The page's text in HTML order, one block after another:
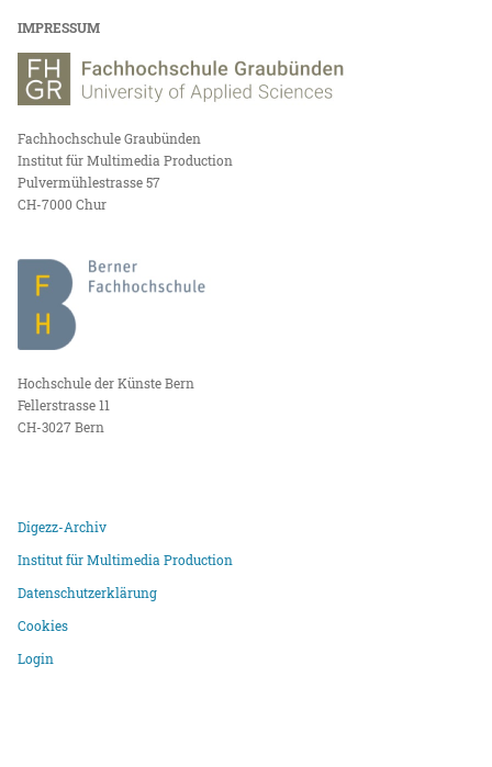
IMPRESSUM
Fachhochschule Graubünden
Institut für Multimedia Production
Pulvermühlestrasse 57
CH-7000 Chur
Hochschule der Künste Bern
Fellerstrasse 11
CH-3027 Bern
Digezz-Archiv
Institut für Multimedia Production
Datenschutzerklärung
Cookies
Login